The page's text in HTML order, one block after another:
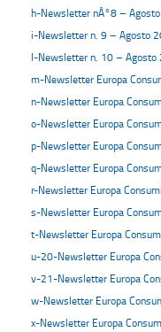
h-Newsletter nÂ°8 –
i-Newsletter n. 9 – Agosto
l-Newsletter n. 10 – Agosto
m-Newsletter Europa
n-Newsletter Europa
o-Newsletter Europa
p-Newsletter Europa
q-Newsletter Europa
r-Newsletter Europa
s-Newsletter Europa
t-Newsletter Europa
u-20-Newsletter Europa
v-21-Newsletter Europa
w-Newsletter Europa
x-Newsletter Europa